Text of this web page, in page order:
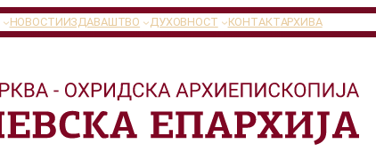
НОВОСТИИЗДАВАШТВО ДУХОВНОСТ КОНТАКТАРХИВА